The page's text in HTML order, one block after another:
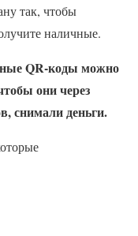
так, чтобы
наличные.
QR-коды можно
они через
снимали деньги.